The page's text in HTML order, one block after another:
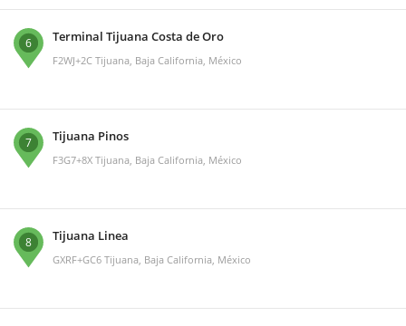
6 Terminal Tijuana Costa de Oro
F2WJ+2C Tijuana, Baja California, México
7 Tijuana Pinos
F3G7+8X Tijuana, Baja California, México
8 Tijuana Linea
GXRF+GC6 Tijuana, Baja California, México